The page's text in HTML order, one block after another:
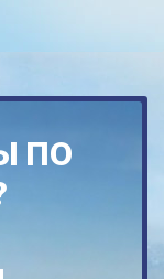
ПО